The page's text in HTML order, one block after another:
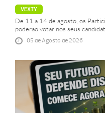
VEXTY
De 11 a 14 de agosto, os
poderão votar nos seus
05 de Agosto de 2026